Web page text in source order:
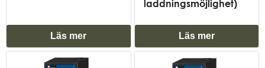
Läs mer
laddningsmöjlighet)
Läs mer